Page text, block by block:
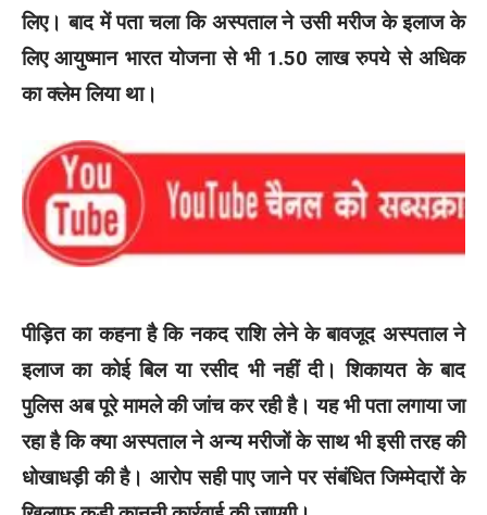
लिए। बाद में पता चला कि अस्पताल ने उसी मरीज के इलाज के
लिए आयुष्मान भारत योजना से भी 1.50 लाख रुपये से अधिक
का क्लेम लिया था।
पीड़ित का कहना है कि नकद राशि लेने के बावजूद अस्पताल ने
इलाज का कोई बिल या रसीद भी नहीं दी। शिकायत के बाद
पुलिस अब पूरे मामले की जांच कर रही है। यह भी पता लगाया जा
रहा है कि क्या अस्पताल ने अन्य मरीजों के साथ भी इसी तरह की
धोखाधड़ी की है। आरोप सही पाए जाने पर संबंधित जिम्मेदारों के